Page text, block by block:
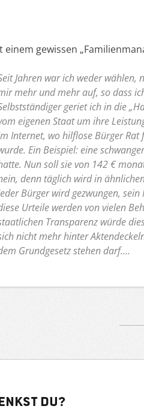
einem gewissen
Jahren war ich weder wählen,
mehr und mehr auf, so dass
geriet ich in die
eigenen Staat um ihre
Internet, wo hilflose Bürger
Ein Beispiel: eine
Nun soll sie von 142 €
denn täglich wird in
Bürger wird gezwungen,
Urteile werden von vielen
Transparenz würde
nicht mehr hinter
Grundgesetz stehen darf….
du?